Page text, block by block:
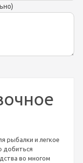
рыбалки и легкое
добиться
во многом